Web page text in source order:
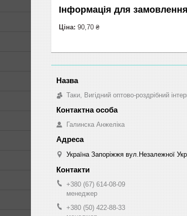
Інформація для замовлення
Ціна: 90,70 ₴
Таки, Вигідний оптово-роздрібний
Галинска Анжеліка
Україна Запоріжжя вул.Незалежної
+380 (67) 614-08-09
менеджер
+380 (50) 422-88-33